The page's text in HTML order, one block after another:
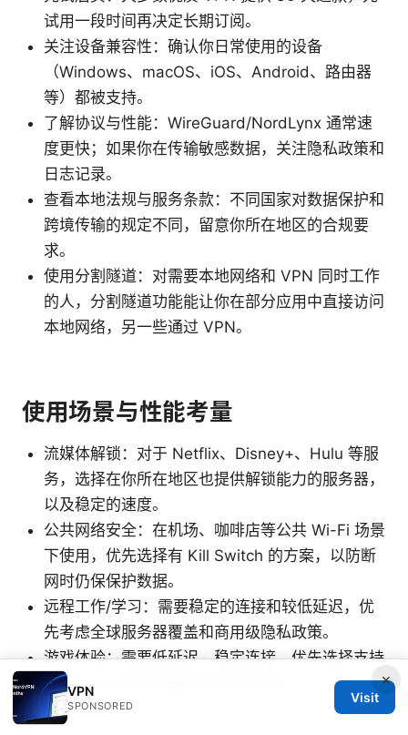
试用一段时间再决定长期订阅。
关注设备兼容性：确认你日常使用的设备
（Windows、macOS、iOS、Android、路由器
等）都被支持。
了解协议与性能：WireGuard/NordLynx 通常速
度更快；如果你在传输敏感数据，关注隐私政策和
日志记录。
查看本地法规与服务条款：不同国家对数据保护和
跨境传输的规定不同，留意你所在地区的合规要
求。
使用分割隧道：对需要本地网络和 VPN 同时工作
的人，分割隧道功能能让你在部分应用中直接访问
本地网络，另一些通过 VPN。
使用场景与性能考量
流媒体解锁：对于 Netflix、Disney+、Hulu 等服
务，选择在你所在地区也提供解锁能力的服务器，
以及稳定的速度。
公共网络安全：在机场、咖啡店等公共 Wi-Fi 场景
下使用，优先选择有 Kill Switch 的方案，以防断
网时仍保保护数据。
远程工作/学习：需要稳定的连接和较低延迟，优
先考虑全球服务器覆盖和商用级隐私政策。
游戏体验：需要低延迟、稳定连接，优先选择支持
WireGuard/高性能服务器的提供商。
×
VPN
SPONSORED
Visit